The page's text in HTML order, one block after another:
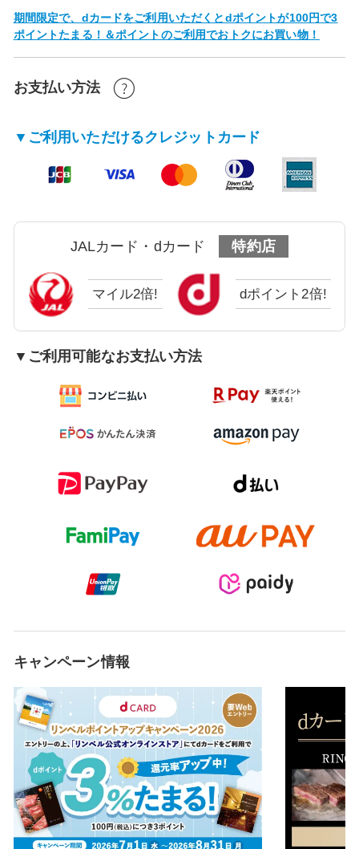
期間限定で、dカードをご利用いただくとdポイントが100円で3
ポイントたまる！＆ポイントのご利用でおトクにお買い物！
お支払い方法
▼ご利用いただけるクレジットカード
JALカード・dカード 特約店
マイル2倍! dポイント2倍!
▼ご利用可能なお支払い方法
キャンペーン情報